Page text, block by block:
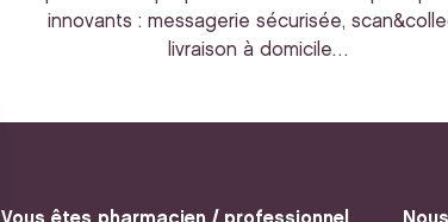
innovants : messagerie sécurisée,
livraison à domicile…